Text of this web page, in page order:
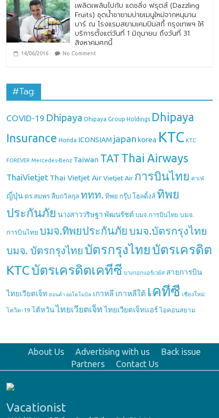
เพลิดเพลินไปกับ แดซลิ่ง ฟรุตส์ (Dazzling
Fruits) ชุดน้ำชายามบ่ายเมนูใหม่จากหนุมาน
บาร์ ณ โรงแรมสยามเคมปินสกี้ กรุงเทพฯ ให้
บริการตั้งแต่วันที่ 1 มิถุนายน ถึงวันที่ 31
สิงหาคมศกนี้
14/06/2016 No Comment
#Tag:
COVID-19 Dhipaya Dhipaya Group Holdings Dhipaya
Insurance Honda ICONSIAM japan korea KTC KTC
FOREVER Mercedes-Benz Taiwan TAT Thai Airways
ThaiVietjet Thai Vietjet Air Vietjet Air การบินไทย คาเฟ่
ญี่ปุ่น ดร.สมพร สืบถวิลกุล ททท. ทิพย กรุ๊ป โฮลดิ้งส์ ทิพย
ประกันภัย นางสาววริษฐา พัฒนรัชต์ บมจ.การบินไทย บมจ.
การบินไทย บมจ.ทิพยประกันภัย บมจ.บัตรกรุงไทย
บมจ. บัตรกรุงไทย บัตรกรุงไทย บัตรเครดิต
KTCบัตรเครดิตเคทีซี บางกอกแอร์เวย์ส สายการบิน
ไทยเวียตเจ็ท ฮอนด้า ออโตโมบิล เกาหลี เกาหลีใต้ เคทีซี เชียงใหม่
โควิด-19 ไต้หวัน ไทยเวียตเจ็ท ไทยเวียตเจ็ทแอร์ ไอคอนสยาม
About Us Advertising with us
Back issue
Partners
Contact Us
Vacationist